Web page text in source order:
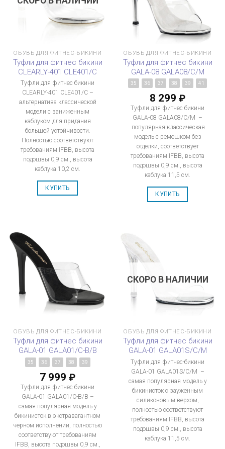
ОБУВЬ ДЛЯ ФИТНЕС-БИКИНИ
Туфли для фитнес бикини
CLEARLY-401 CLE401/C
Туфли для фитнес бикини
CLEARLY-401 CLE401/C –
альтернатива классической
модели с заниженным
каблуком для придания
большей устойчивости.
Полностью соответствуют
требованиям IFBB, высота
подошвы 0,9 см., высота
каблука 10,2 см.
КУПИТЬ
ОБУВЬ ДЛЯ ФИТНЕС-БИКИНИ
Туфли для фитнес бикини
GALA-08 GALA08/C/M
35 36 37 38 39 41
8 299 ₽
Туфли для фитнес бикини
GALA-08 GALA08/C/M –
популярная классическая
модель с ремешком без
отделки, соответствует
требованиям IFBB, высота
подошвы 0,9 см., высота
каблука 11,5 см.
КУПИТЬ
ОБУВЬ ДЛЯ ФИТНЕС-БИКИНИ
Туфли для фитнес бикини
GALA-01 GALA01/C-B/B
35 36 37 38 39
7 999 ₽
Туфли для фитнес бикини
GALA-01 GALA01/C-B/B –
самая популярная модель у
бикинисток в экстравагантном
черном исполнении, полностью
соответствуют требованиям
IFBB, высота подошвы 0,9 см.,
СКОРО В НАЛИЧИИ
ОБУВЬ ДЛЯ ФИТНЕС-БИКИНИ
Туфли для фитнес бикини
GALA-01 GALA01S/C/M
Туфли для фитнес-бикини
GALA-01 GALA01S/C/M –
самая популярная модель у
бикинисток с зауженным
силиконовым верхом,
полностью соответствуют
требованиям IFBB, высота
подошвы 0,9 см., высота
каблука 11,5 см.